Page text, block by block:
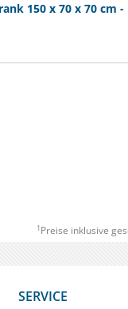
150 x 70 x 70
1 Preise inklusive
SERVICE